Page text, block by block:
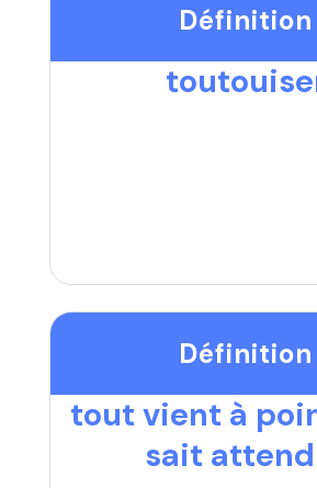
Définition
Définition
tout vient à
sait